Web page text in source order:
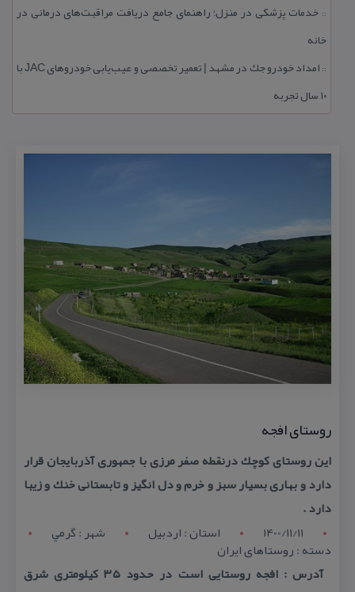
:: خدمات پزشكی در منزل؛ راهنمای جامع دریافت مراقبت‌های درمانی در
خانه
::
امداد خودرو جك در مشهد | تعمیر تخصصی و عیب‌یابی خودروهای JAC با
۱۰ سال تجربه
روستای افجه
این روستای كوچك درنقطه صفر مرزی با جمهوری آذربایجان قرار
دارد و بهاری بسیار سبز و خرم و دل انگیز و تابستانی خنك و زیبا
دارد .
1400/11/11
استان : اردبيل شهر : گرمي
دسته : روستاهای ایران
آدرس : افجه روستایی است در حدود ۳۵ كیلومتری شرق